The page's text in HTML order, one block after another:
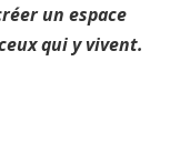
un espace
qui y vivent.